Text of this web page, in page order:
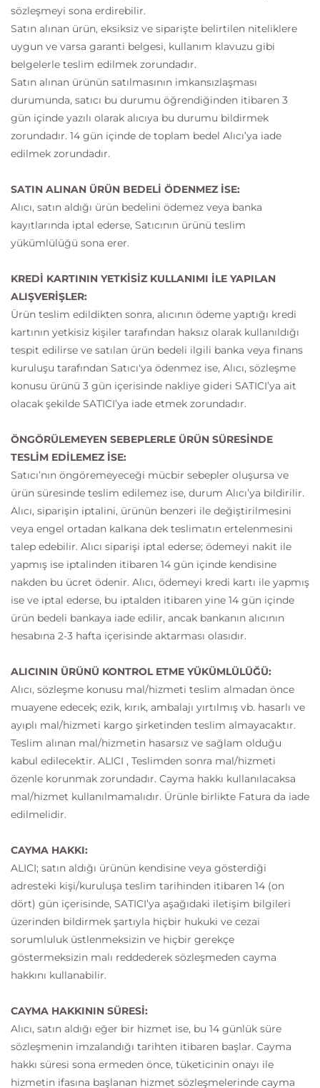
sözleşmeyi sona erdirebilir.
Satın alınan ürün, eksiksiz ve siparişte belirtilen niteliklere
uygun ve varsa garanti belgesi, kullanım klavuzu gibi
belgelerle teslim edilmek zorundadır.
Satın alınan ürünün satılmasının imkansızlaşması
durumunda, satıcı bu durumu öğrendiğinden itibaren 3
gün içinde yazılı olarak alıcıya bu durumu bildirmek
zorundadır. 14 gün içinde de toplam bedel Alıcı’ya iade
edilmek zorundadır.
SATIN ALINAN ÜRÜN BEDELİ ÖDENMEZ İSE:
Alıcı, satın aldığı ürün bedelini ödemez veya banka
kayıtlarında iptal ederse, Satıcının ürünü teslim
yükümlülüğü sona erer.
KREDİ KARTININ YETKİSİZ KULLANIMI İLE YAPILAN
ALIŞVERİŞLER:
Ürün teslim edildikten sonra, alıcının ödeme yaptığı kredi
kartının yetkisiz kişiler tarafından haksız olarak kullanıldığı
tespit edilirse ve satılan ürün bedeli ilgili banka veya finans
kuruluşu tarafından Satıcı'ya ödenmez ise, Alıcı, sözleşme
konusu ürünü 3 gün içerisinde nakliye gideri SATICI’ya ait
olacak şekilde SATICI’ya iade etmek zorundadır.
ÖNGÖRÜLEMEYEN SEBEPLERLE ÜRÜN SÜRESİNDE
TESLİM EDİLEMEZ İSE:
Satıcı’nın öngöremeyeceği mücbir sebepler oluşursa ve
ürün süresinde teslim edilemez ise, durum Alıcı’ya bildirilir.
Alıcı, siparişin iptalini, ürünün benzeri ile değiştirilmesini
veya engel ortadan kalkana dek teslimatın ertelenmesini
talep edebilir. Alıcı siparişi iptal ederse; ödemeyi nakit ile
yapmış ise iptalinden itibaren 14 gün içinde kendisine
nakden bu ücret ödenir. Alıcı, ödemeyi kredi kartı ile yapmış
ise ve iptal ederse, bu iptalden itibaren yine 14 gün içinde
ürün bedeli bankaya iade edilir, ancak bankanın alıcının
hesabına 2-3 hafta içerisinde aktarması olasıdır.
ALICININ ÜRÜNÜ KONTROL ETME YÜKÜMLÜLÜĞÜ:
Alıcı, sözleşme konusu mal/hizmeti teslim almadan önce
muayene edecek; ezik, kırık, ambalajı yırtılmış vb. hasarlı ve
ayıplı mal/hizmeti kargo şirketinden teslim almayacaktır.
Teslim alınan mal/hizmetin hasarsız ve sağlam olduğu
kabul edilecektir. ALICI , Teslimden sonra mal/hizmeti
özenle korunmak zorundadır. Cayma hakkı kullanılacaksa
mal/hizmet kullanılmamalıdır. Ürünle birlikte Fatura da iade
edilmelidir.
CAYMA HAKKI:
ALICI; satın aldığı ürünün kendisine veya gösterdiği
adresteki kişi/kuruluşa teslim tarihinden itibaren 14 (on
dört) gün içerisinde, SATICI’ya aşağıdaki iletişim bilgileri
üzerinden bildirmek şartıyla hiçbir hukuki ve cezai
sorumluluk üstlenmeksizin ve hiçbir gerekçe
göstermeksizin malı reddederek sözleşmeden cayma
hakkını kullanabilir.
CAYMA HAKKININ SÜRESİ:
Alıcı, satın aldığı eğer bir hizmet ise, bu 14 günlük süre
sözleşmenin imzalandığı tarihten itibaren başlar. Cayma
hakkı süresi sona ermeden önce, tüketicinin onayı ile
hizmetin ifasına başlanan hizmet sözleşmelerinde cayma